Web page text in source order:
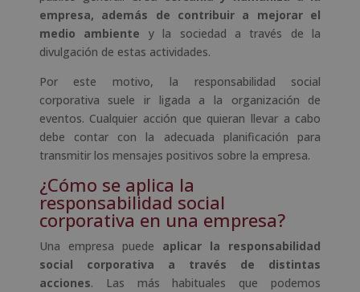
empresa, además de contribuir a mejorar el
medio ambiente y la sociedad a través de la
divulgación de estas actividades.
Por este motivo, la responsabilidad social
corporativa suele ir ligada a la organización de
eventos. Cualquier acción que quieran llevar a cabo
debe contar con la adecuada planificación para
transmitir los mensajes positivos sobre la empresa.
¿Cómo se aplica la
responsabilidad social
corporativa en una empresa?
Una empresa puede aplicar la responsabilidad
social corporativa a través de distintas
acciones. Las más habituales que podemos